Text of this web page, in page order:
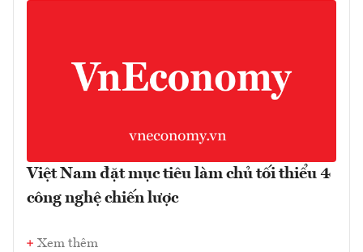
Việt Nam đặt mục tiêu làm chủ tối thiểu 4
công nghệ chiến lược
Xem thêm